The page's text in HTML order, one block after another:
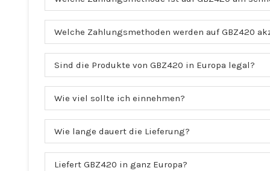
Welche Zahlungsmethoden werden auf GBZ420
Sind die Produkte von GBZ420 in Europa legal?
Wie viel sollte ich einnehmen?
Wie lange dauert die Lieferung?
Liefert GBZ420 in ganz Europa?